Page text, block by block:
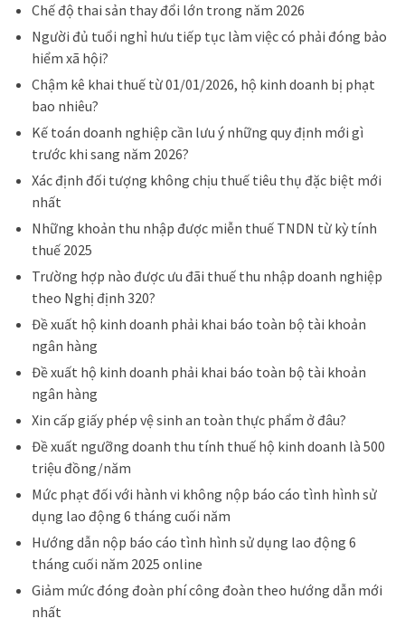
Chế độ thai sản thay đổi lớn trong năm 2026
Người đủ tuổi nghỉ hưu tiếp tục làm việc có phải đóng bảo
hiểm xã hội?
Chậm kê khai thuế từ 01/01/2026, hộ kinh doanh bị phạt
bao nhiêu?
Kế toán doanh nghiệp cần lưu ý những quy định mới gì
trước khi sang năm 2026?
Xác định đối tượng không chịu thuế tiêu thụ đặc biệt mới
nhất
Những khoản thu nhập được miễn thuế TNDN từ kỳ tính
thuế 2025
Trường hợp nào được ưu đãi thuế thu nhập doanh nghiệp
theo Nghị định 320?
Đề xuất hộ kinh doanh phải khai báo toàn bộ tài khoản
ngân hàng
Đề xuất hộ kinh doanh phải khai báo toàn bộ tài khoản
ngân hàng
Xin cấp giấy phép vệ sinh an toàn thực phẩm ở đâu?
Đề xuất ngưỡng doanh thu tính thuế hộ kinh doanh là 500
triệu đồng/năm
Mức phạt đối với hành vi không nộp báo cáo tình hình sử
dụng lao động 6 tháng cuối năm
Hướng dẫn nộp báo cáo tình hình sử dụng lao động 6
tháng cuối năm 2025 online
Giảm mức đóng đoàn phí công đoàn theo hướng dẫn mới
nhất